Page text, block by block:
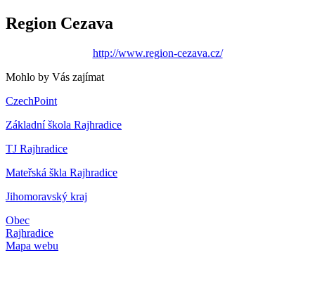
Region Cezava
http://www.region-cezava.cz/
Mohlo by Vás zajímat
CzechPoint
Základní škola Rajhradice
TJ Rajhradice
Mateřská škla Rajhradice
Jihomoravský kraj
Obec
Rajhradice
Mapa webu